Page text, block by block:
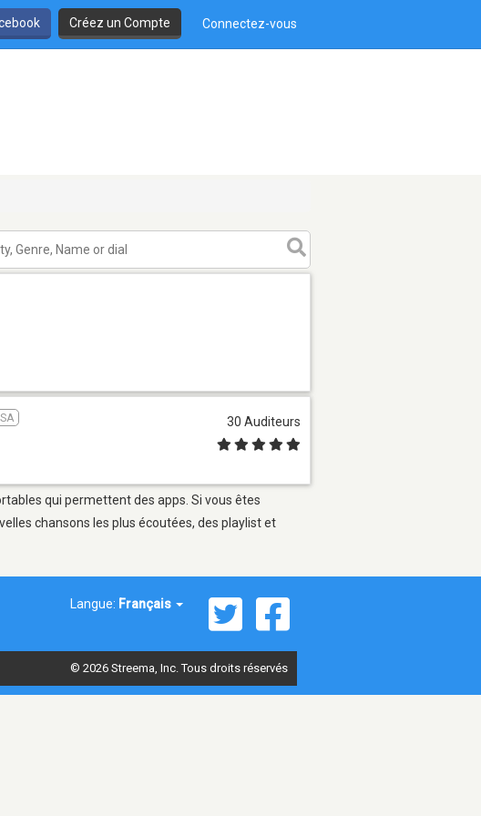
Créez un Compte Connectez-vous
30 Auditeurs
qui permettent des apps. Si vous êtes
chansons les plus écoutées, des playlist et
Langue: Français
© 2026 Streema, Inc. Tous droits réservés